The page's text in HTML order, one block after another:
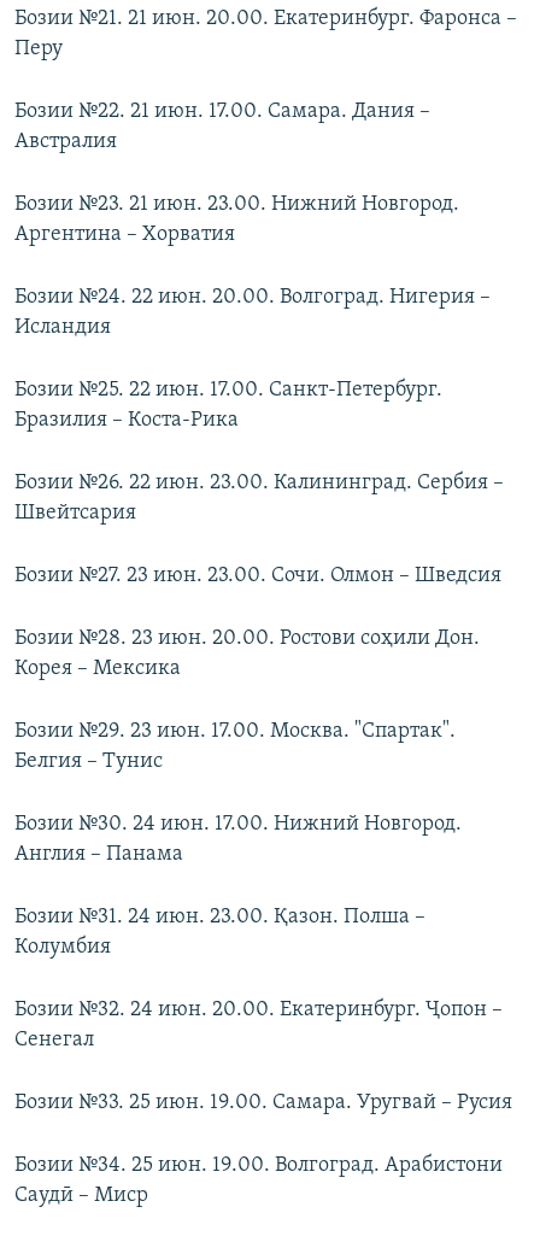
Бозии №21. 21 июн. 20.00. Екатеринбург. Фаронса –
Перу
Бозии №22. 21 июн. 17.00. Самара. Дания –
Австралия
Бозии №23. 21 июн. 23.00. Нижний Новгород.
Аргентина – Хорватия
Бозии №24. 22 июн. 20.00. Волгоград. Нигерия –
Исландия
Бозии №25. 22 июн. 17.00. Санкт-Петербург.
Бразилия – Коста-Рика
Бозии №26. 22 июн. 23.00. Калининград. Сербия –
Швейтсария
Бозии №27. 23 июн. 23.00. Сочи. Олмон – Шведсия
Бозии №28. 23 июн. 20.00. Ростови соҳили Дон.
Корея – Мексика
Бозии №29. 23 июн. 17.00. Москва. "Спартак".
Белгия – Тунис
Бозии №30. 24 июн. 17.00. Нижний Новгород.
Англия – Панама
Бозии №31. 24 июн. 23.00. Қазон. Полша –
Колумбия
Бозии №32. 24 июн. 20.00. Екатеринбург. Ҷопон –
Сенегал
Бозии №33. 25 июн. 19.00. Самара. Уругвай – Русия
Бозии №34. 25 июн. 19.00. Волгоград. Арабистони
Саудӣ – Миср